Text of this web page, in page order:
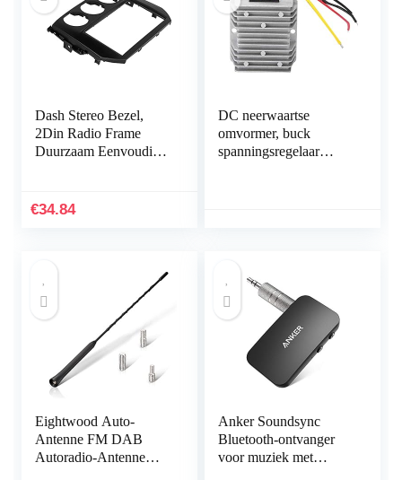
Dash Stereo Bezel,
2Din Radio Frame
Duurzaam Eenvoudige
2005-2015 voor Auto
€34.84
DC neerwaartse
omvormer, buck
spanningsregelaar
Eightwood Auto-
Antenne FM DAB
Autoradio-Antenne
Anker Soundsync
Bluetooth-ontvanger
voor muziek met